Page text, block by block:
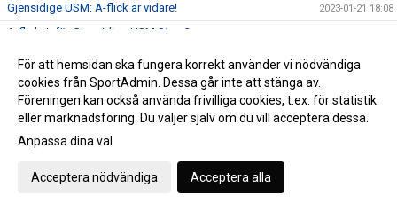
Gjensidige USM: A-flick är vidare! 2023-01-21 18:08
A-flick: Inför Gjensidige USM Steg 3
Eftersnack Gjensidige USM P14 Steg 3 2023-01-17 11:54
Damutveckling klara för Gjensidige USM Steg 4
P14: Inför Gjensidige USM Steg 3 2023-01-13 14:04
Välkommen till Västerås Arena på torsdag!
För att hemsidan ska fungera korrekt använder vi nödvändiga
cookies från SportAdmin. Dessa går inte att stänga av.
Föreningen kan också använda frivilliga cookies, t.ex. för statistik
eller marknadsföring. Du väljer själv om du vill acceptera dessa.
Anpassa dina val
Acceptera nödvändiga Acceptera alla